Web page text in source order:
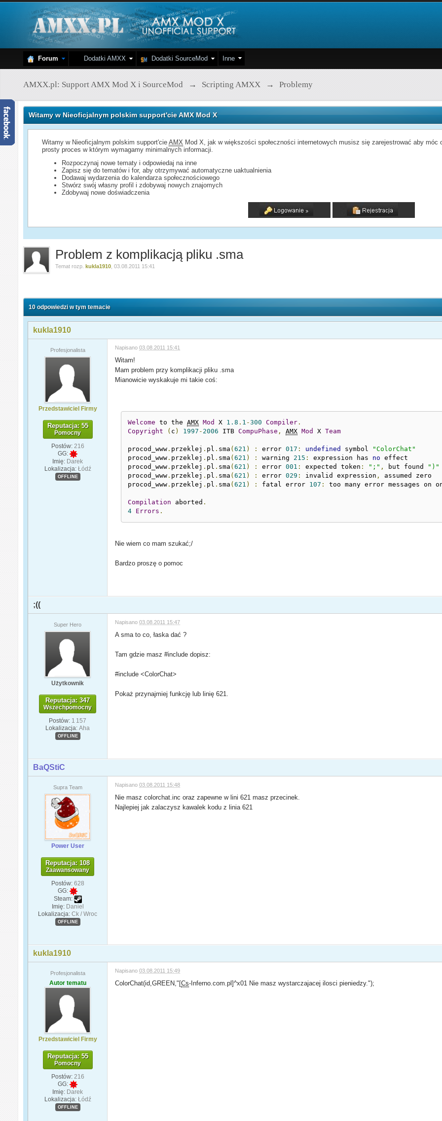
Forum Dodatki AMXX Dodatki SourceMod Inne
AMXX.pl: Support AMX Mod X i SourceMod → Scripting AMXX → Problemy
Witamy w Nieoficjalnym polskim support'cie AMX Mod X
Witamy w Nieoficjalnym polskim support'cieAMX Mod X, jak w większości społeczności internetowych musisz się zarejestrować aby
prosty proces w którym wymagamy minimalnych informacji.
Rozpoczynaj nowe tematy i odpowiedaj na inne
Zapisz się do tematów i for, aby otrzymywać automatyczne uaktualnienia
Dodawaj wydarzenia do kalendarza społecznościowego
Stwórz swój własny profil i zdobywaj nowych znajomych
Zdobywaj nowe doświadczenia
Problem z komplikacją pliku .sma
Temat rozp.kukla1910 ,03.08.2011 15:41
10 odpowiedzi w tym temacie
kukla1910
Profesjonalista
Przedstawiciel Firmy
Reputacja: 55
Pomocny
Postów: 216
GG:
Imię: Darek
Lokalizacja: Łódź
OFFLINE
Napisano03.08.2011 15:41
Witam!
Mam problem przy komplikacji pliku .sma
Mianowicie wyskakuje mi takie coś:
Welcome to the AMX Mod X 1.8 . 1 -300 Compiler .
Copyright
( c ) 1997 - 2006 ITB CompuPhase , AMX Mod X Team
procod_www . przeklej . pl . sma (621 ) : error 017 : undefined symbol
"ColorChat"
procod_www . przeklej . pl . sma (621 ) : warning 215 : expression has no effect
procod_www . przeklej . pl . sma (621 ) : error 001 : expected token : ";" , but found
")"
procod_www . przeklej . pl . sma (621 ) : error 029 : invalid expression ,
assumed zero
procod_www . przeklej . pl . sma (621 ) : fatal error 107 : too many error messages on
Compilation aborted .
4 Errors .
Nie wiem co mam szukać;/
Bardzo proszę o pomoc
;((
Super Hero
Użytkownik
Reputacja: 347
Wszechpomocny
Postów: 1 157
Lokalizacja: Aha
OFFLINE
Napisano03.08.2011 15:47
A sma to co, łaska dać ?
Tam gdzie masz #include dopisz:
#include <ColorChat>
Pokaż przynajmiej funkcję lub linię 621.
BaQStiC
Supra Team
Power User
Reputacja: 108
Zaawansowany
Postów: 628
GG:
Steam:
Imię: Daniel
Lokalizacja: Ck / Wroc
OFFLINE
Napisano03.08.2011 15:48
Nie masz colorchat.inc oraz zapewne w lini 621 masz przecinek.
Najlepiej jak zalaczysz kawalek kodu z linia 621
kukla1910
Profesjonalista
Autor tematu
Przedstawiciel Firmy
Reputacja: 55
Pomocny
Postów: 216
GG:
Imię: Darek
Lokalizacja: Łódź
OFFLINE
Napisano03.08.2011 15:49
ColorChat(id,GREEN,"[Cs-Inferno.com.pl]^x01 Nie masz wystarczajacej ilosci pieniedzy.");